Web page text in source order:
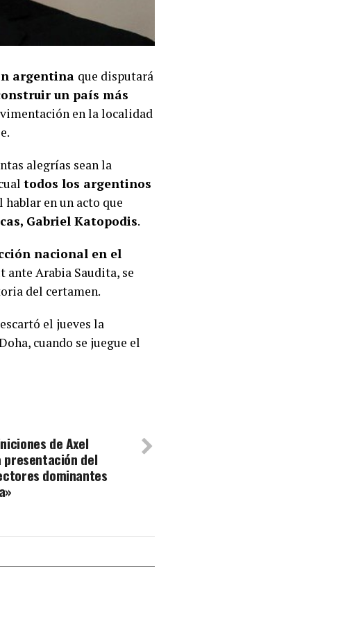
argentina que disputará
un país más
en la localidad
alegrías sean la
todos los argentinos
hablar en un acto que
Gabriel Katopodis.
nacional en el
ante Arabia Saudita, se
del certamen.
el jueves la
cuando se juegue el
de Axel
del
dominantes